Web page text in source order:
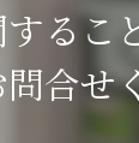
るこ
合せ